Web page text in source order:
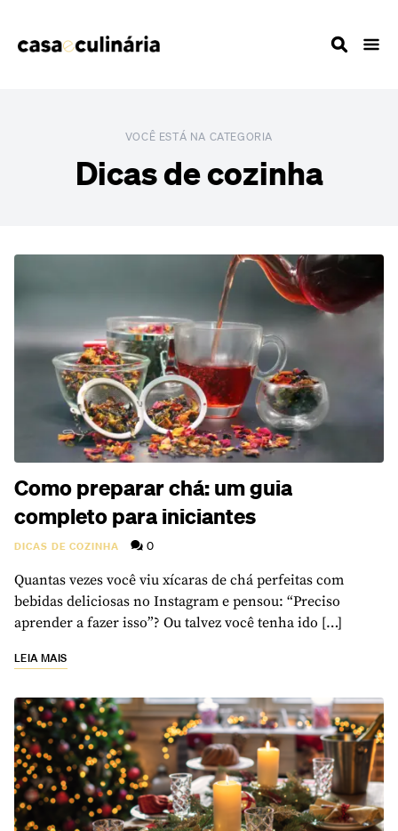
VOCÊ ESTÁ NA CATEGORIA
Dicas de cozinha
Como preparar chá: um guia
completo para iniciantes
DICAS DE COZINHA 0
Quantas vezes você viu xícaras de chá perfeitas com
bebidas deliciosas no Instagram e pensou: “Preciso
aprender a fazer isso”? Ou talvez você tenha ido […]
LEIA MAIS